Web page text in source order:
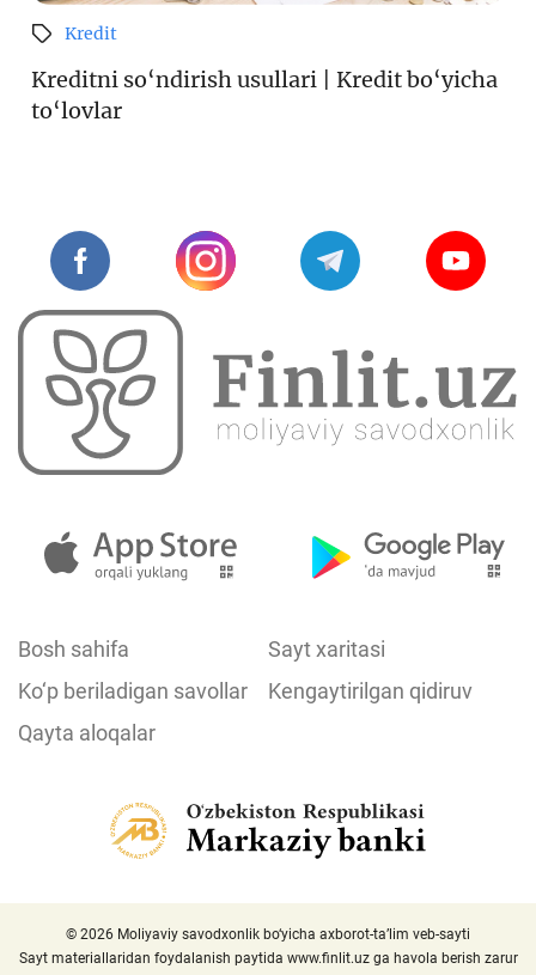
Kredit
Kreditni so‘ndirish usullari | Kredit bo‘yicha
to‘lovlar
Bosh sahifa
Sayt xaritasi
Ko‘p beriladigan savollar
Kengaytirilgan qidiruv
Qayta aloqalar
© 2026 Moliyaviy savodxonlik bo‘yicha axborot-ta’lim veb-sayti
Sayt materiallaridan foydalanish paytida www.finlit.uzga havola berish zarur